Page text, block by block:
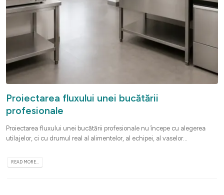
Proiectarea fluxului unei bucătării
profesionale
Proiectarea fluxului unei bucătării profesionale nu începe cu alegerea
utilajelor, ci cu drumul real al alimentelor, al echipei, al vaselor...
READ MORE...